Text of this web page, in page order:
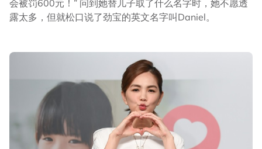
会被罚600元！” 问到她替儿子取了什么名字时，她不愿透
露太多，但就松口说了劲宝的英文名字叫Daniel。